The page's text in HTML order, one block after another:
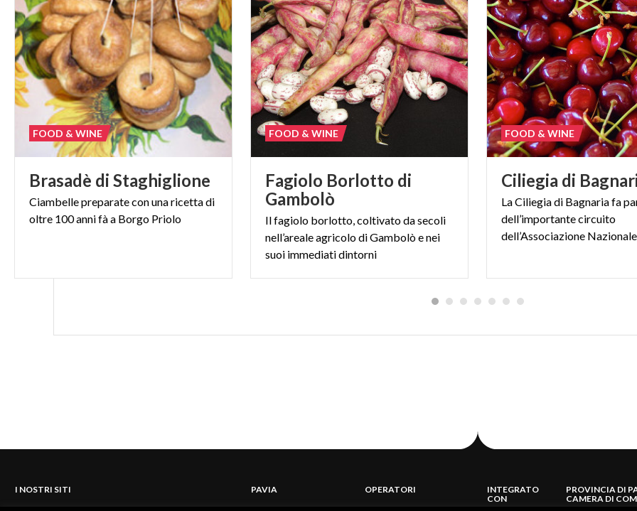
Brasadè di Staghiglione
Ciambellepreparateconunaricettadi
oltre 100annifàa Borgo Priolo
FOOD & WINE
Fagiolo Borlotto di
Gambolò
Il fagiolo borlotto, coltivato da secoli
nell’areale agricolo di Gambolò e nei
suoi immediati dintorni
FOOD & WINE
Ciliegia di
La Ciliegia di Bagnaria fa
dell’importante circuito
FOOD & WINE
I NOSTRI SITI PAVIA OPERATORI
INTEGRATO
CON
PROVINCIA DI
CAMERA DI